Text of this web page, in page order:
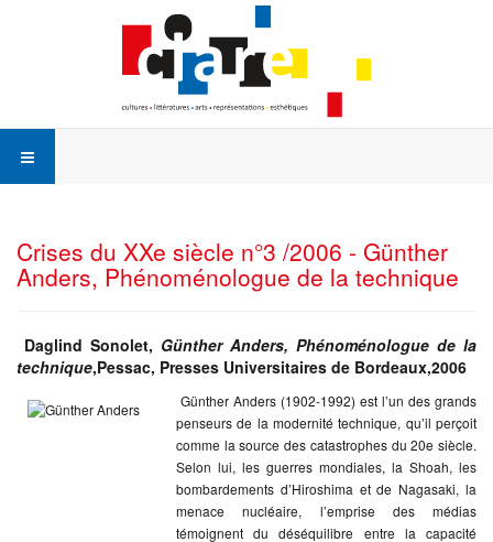
Crises du XXe siècle n°3 /2006 - Günther
Anders, Phénoménologue de la technique
Daglind Sonolet, Günther Anders, Phénoménologue de la
technique,Pessac, Presses Universitaires de Bordeaux,2006
Günther Anders (1902-1992) est l’un des grands
penseurs de la modernité technique, qu’il perçoit
comme la source des catastrophes du 20e siècle.
Selon lui, les guerres mondiales, la Shoah, les
bombardements d’Hiroshima et de Nagasaki, la
menace nucléaire, l’emprise des médias
témoignent du déséquilibre entre la capacité